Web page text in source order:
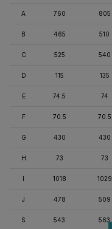
A 760 805
B 465 510
C 525 540
D 115 135
E 74.5 74
F 70.5 70.5
G 430 430
H 73 73
I 1018 1029
J 478 509
S 543 563